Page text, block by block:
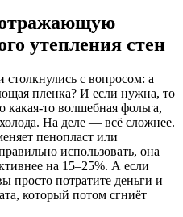
утепления стен
с вопросом: а
пленка? И если нужна, то
то волшебная фольга,
На деле — всё сложнее.
пенопласт или
использовать, она
на 15–25%. А если
просто потратите деньги и
который потом сгниёт